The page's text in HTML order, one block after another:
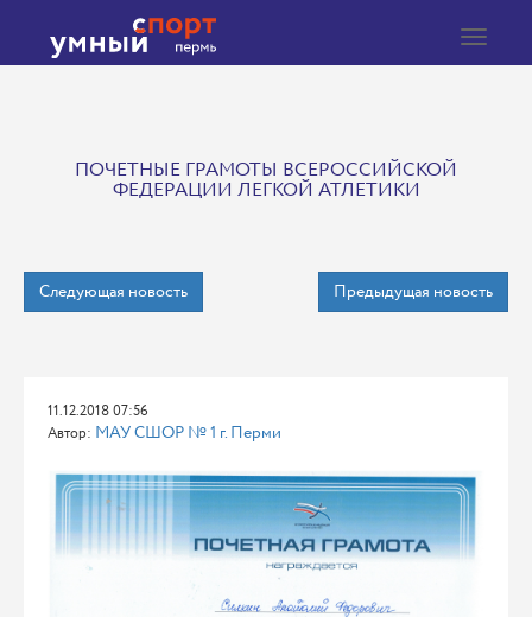
Toggle
ПОЧЕТНЫЕ ГРАМОТЫ ВСЕРОССИЙСКОЙ
ФЕДЕРАЦИИ ЛЕГКОЙ АТЛЕТИКИ
Следующая новость Предыдущая новость
11.12.2018 07:56
Автор: МАУ СШОР № 1 г. Перми